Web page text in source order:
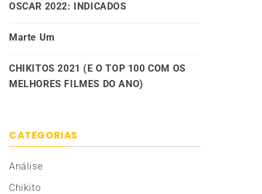
OSCAR 2022: INDICADOS
Marte Um
CHIKITOS 2021 (E O TOP 100 COM OS
MELHORES FILMES DO ANO)
CATEGORIAS
Análise
Chikito